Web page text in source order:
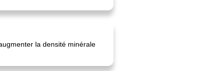
la densité minérale